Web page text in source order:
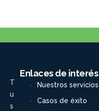
T
u
s
Enlaces de interés
Nuestros servicios
Casos de éxito